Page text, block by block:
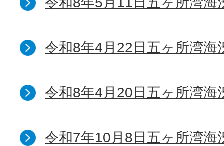
令和8年4月22日五ヶ所湾海
令和8年4月20日五ヶ所湾海
令和7年10月8日五ヶ所湾海